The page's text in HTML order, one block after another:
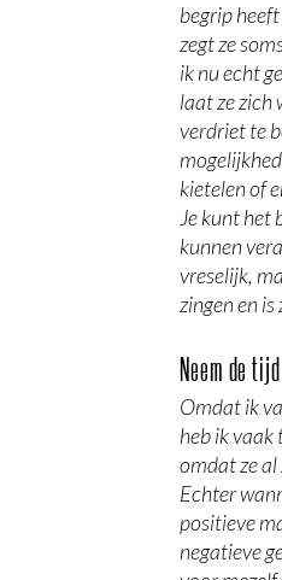
begrip
zegt ze
ik nu echt
laat ze zich
verdriet te
kietelen of
Je kunt het
kunnen
vreselijk,
zingen en
Neem de
Omdat ik
heb ik vaak
omdat ze
Echter
positieve
negatieve